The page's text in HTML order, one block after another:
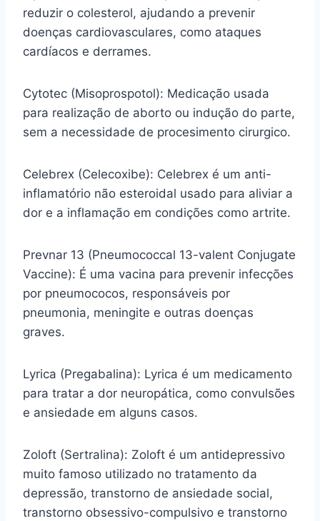
reduzir o colesterol, ajudando a prevenir
doenças cardiovasculares, como ataques
cardíacos e derrames.
Cytotec (Misoprospotol): Medicação usada
para realização de aborto ou indução do parte,
sem a necessidade de procesimento cirurgico.
Celebrex (Celecoxibe): Celebrex é um anti-
inflamatório não esteroidal usado para aliviar a
dor e a inflamação em condições como artrite.
Prevnar 13 (Pneumococcal 13-valent Conjugate
Vaccine): É uma vacina para prevenir infecções
por pneumococos, responsáveis por
pneumonia, meningite e outras doenças
graves.
Lyrica (Pregabalina): Lyrica é um medicamento
para tratar a dor neuropática, como convulsões
e ansiedade em alguns casos.
Zoloft (Sertralina): Zoloft é um antidepressivo
muito famoso utilizado no tratamento da
depressão, transtorno de ansiedade social,
transtorno obsessivo-compulsivo e transtorno